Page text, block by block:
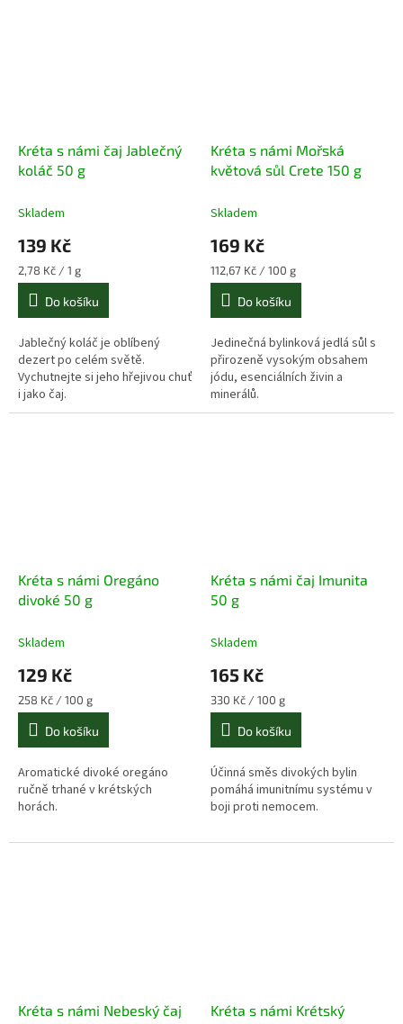
Kréta s námi čaj Jablečný
koláč 50 g
Skladem
139 Kč
Měrná
cena:
2,78 Kč / 1 g
Do košíku
Jablečný koláč je oblíbený
dezert po celém světě.
Vychutnejte si jeho hřejivou chuť
i jako čaj.
Kréta s námi Mořská
květová sůl Crete 150 g
Skladem
169 Kč
Měrná
cena:
112,67 Kč / 100 g
Do košíku
Jedinečná bylinková jedlá sůl s
přirozeně vysokým obsahem
jódu, esenciálních živin a
minerálů.
Kréta s námi Oregáno
divoké 50 g
Skladem
129 Kč
Měrná
cena:
258 Kč / 100 g
Do košíku
Aromatické divoké oregáno
ručně trhané v krétských
horách.
Kréta s námi čaj Imunita
50 g
Skladem
165 Kč
Měrná
cena:
330 Kč / 100 g
Do košíku
Účinná směs divokých bylin
pomáhá imunitnímu systému v
boji proti nemocem.
Kréta s námi Nebeský čaj
Kréta s námi Krétský